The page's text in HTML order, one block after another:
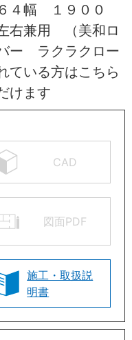
幅 １９００
右兼用 （美和ロ
ー ラクラクロー
ている方はこちら
けます
CAD
図面PDF
施工・取扱説
明書